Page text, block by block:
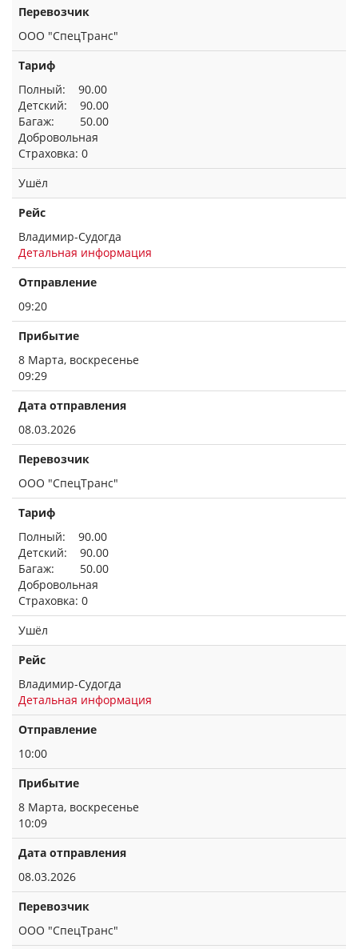
Перевозчик
ООО "СпецТранс"
Тариф
Полный: 90.00
Детский: 90.00
Багаж: 50.00
Добровольная
Страховка: 0
Ушёл
Рейс
Владимир-Судогда
Детальная информация
Отправление
09:20
Прибытие
8 Марта, воскресенье
09:29
Дата отправления
08.03.2026
Перевозчик
ООО "СпецТранс"
Тариф
Полный: 90.00
Детский: 90.00
Багаж: 50.00
Добровольная
Страховка: 0
Ушёл
Рейс
Владимир-Судогда
Детальная информация
Отправление
10:00
Прибытие
8 Марта, воскресенье
10:09
Дата отправления
08.03.2026
Перевозчик
ООО "СпецТранс"